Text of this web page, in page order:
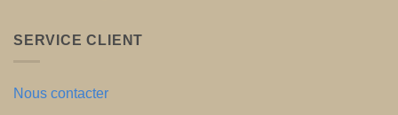
SERVICE CLIENT
Nous contacter